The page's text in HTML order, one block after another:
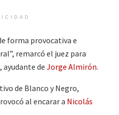
forma provocativa e
remarcó el juez para
ayudante de Jorge Almirón.
de Blanco y Negro,
al encarar a Nicolás